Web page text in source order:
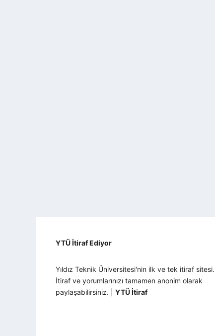
YTÜ İtiraf Ediyor
Yıldız Teknik Üniversitesi'nin ilk ve tek itiraf sitesi.
İtiraf ve yorumlarınızı tamamen anonim olarak
paylaşabilirsiniz. | YTÜ İtiraf